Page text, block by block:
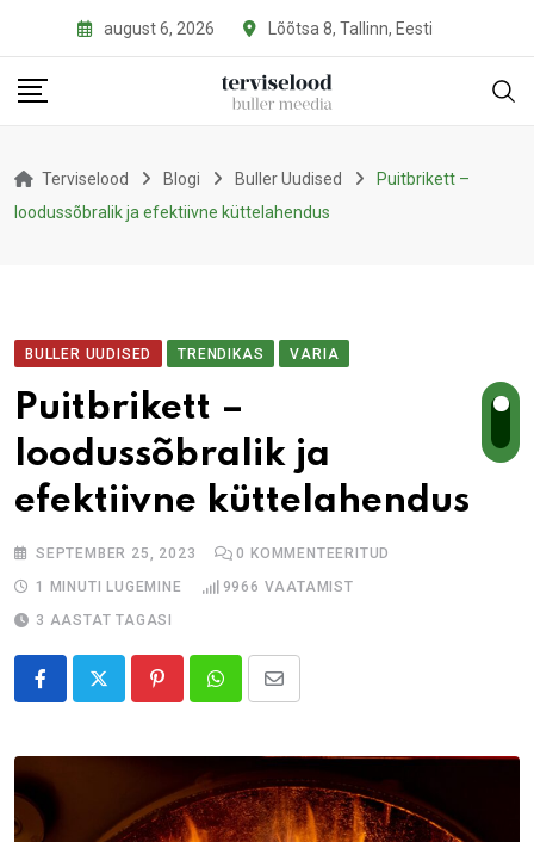
content
august 6, 2026 Lõõtsa 8, Tallinn, Eesti
Terviselood Blogi Buller Uudised
Puitbrikett –
loodussõbralik ja efektiivne küttelahendus
BULLER UUDISED TRENDIKAS VARIA
Puitbrikett –
loodussõbralik ja
efektiivne küttelahendus
SEPTEMBER 25, 2023 0 KOMMENTEERITUD
1 MINUTI LUGEMINE
9966 VAATAMIST
3 AASTAT TAGASI
PinterestWhatsappShare
Email